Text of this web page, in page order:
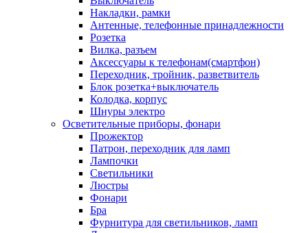
Накладки, рамки
Антенные, телефонные принадлежности
Розетка
Вилка, разъем
Аксессуары к телефонам(смартфон)
Переходник, тройник, разветвитель
Блок розетка+выключатель
Колодка, корпус
Шнуры электро
Осветительные приборы, фонари
Прожектор
Патрон, переходник для ламп
Лампочки
Светильники
Люстры
Фонари
Бра
Фурнитура для светильников, ламп